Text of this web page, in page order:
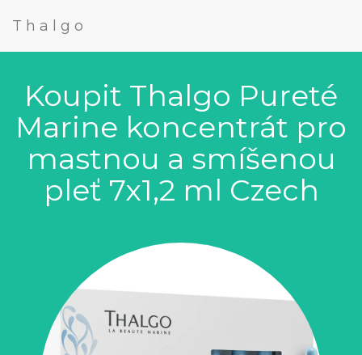
Thalgo
Koupit Thalgo Pureté
Marine koncentrát pro
mastnou a smíšenou
pleť 7x1,2 ml Czech